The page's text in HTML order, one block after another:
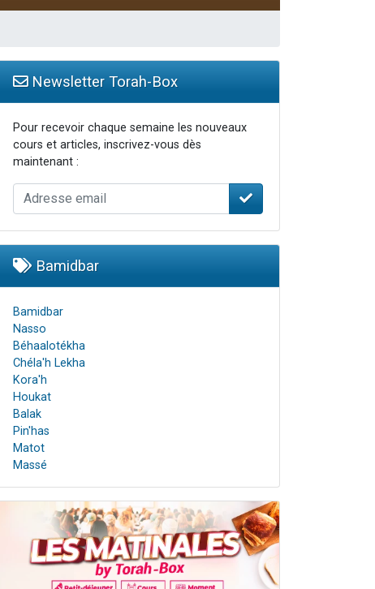
Newsletter Torah-Box
Pour recevoir chaque semaine les nouveaux
cours et articles, inscrivez-vous dès
maintenant :
Bamidbar
Bamidbar
Nasso
Béhaalotékha
Chéla'h Lekha
Kora'h
Houkat
Balak
Pin'has
Matot
Massé